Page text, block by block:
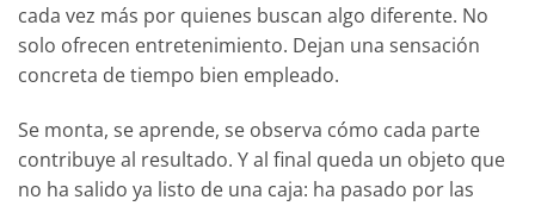
cada vez más por quienes buscan algo diferente. No
solo ofrecen entretenimiento. Dejan una sensación
concreta de tiempo bien empleado.
Se monta, se aprende, se observa cómo cada parte
contribuye al resultado. Y al final queda un objeto que
no ha salido ya listo de una caja: ha pasado por las